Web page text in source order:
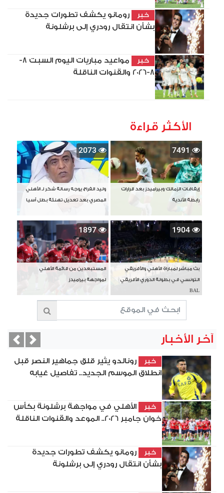
خبر
رومانو يكشف تطورات جديدة
بشأن انتقال رودري إلى برشلونة
خبر
مواعيد مباريات اليوم السبت 8-
8-2026 والقنوات الناقلة
الأكثر قراءة
7491
إيقافات الزمالك وبيراميدز بعد قرارات
رابطة الأندية
2073
وليد الفراج يوجه رسالة شكر لـ الأهلي
المصري بعد تعديل تهنئة بطل آسيا
1904
بث مباشر لمباراة الأهلي والأفريقي
التونسي في بطولة الدوري الأفريقي
BAL
1897
المستبعدين من قائمة الأهلي
لمواجهة بيراميدز
آخر الأخبار
خبر
رونالدو يثير قلق جماهير النصر قبل
انطلاق الموسم الجديد.. تفاصيل غيابه
خبر
الأهلي في مواجهة برشلونة بكأس
خوان جامبر 2026.. الموعد والقنوات الناقلة
خبر
رومانو يكشف تطورات جديدة
بشأن انتقال رودري إلى برشلونة
Next